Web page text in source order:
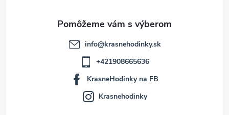
info@krasnehodinky.sk
+421908665636
KrasneHodinky na FB
Krasnehodinky